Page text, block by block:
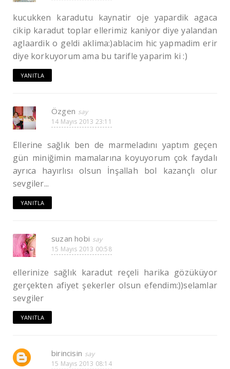
kucukken karadutu kaynatir oje yapardik agaca
cikip karadut toplar ellerimiz kaniyor diye yalandan
aglaardik o geldi aklima:)ablacim hic yapmadim erir
diye korkuyorum ama bu tarifle yaparim ki :)
YANITLA
Özgen
14 Mayıs 2013 23:11
Ellerine sağlık ben de marmeladını yaptım geçen
gün miniğimin mamalarına koyuyorum çok faydalı
ayrıca hayırlısı olsun İnşallah bol kazançlı olur
sevgiler...
YANITLA
suzan hobi
15 Mayıs 2013 00:58
ellerinize sağlık karadut reçeli harika gözüküyor
gerçekten afiyet şekerler olsun efendim:))selamlar
sevgiler
YANITLA
birincisin
15 Mayıs 2013 08:14